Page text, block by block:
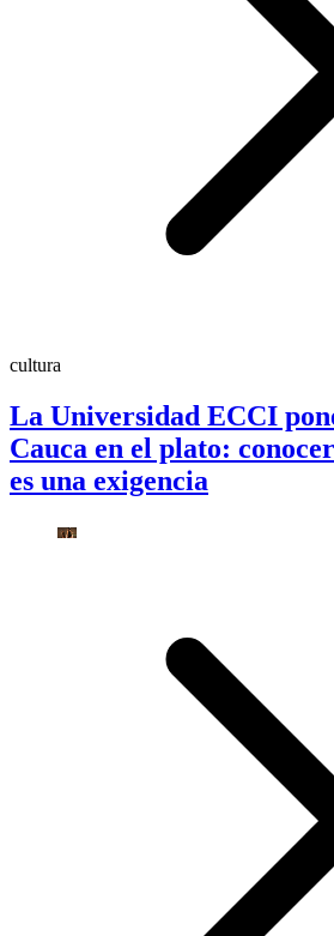
cultura
La Universidad ECCI
Cauca en el plato:
es una exigencia